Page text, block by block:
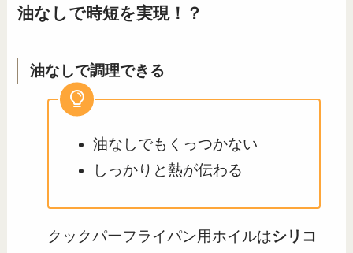
油なしで時短を実現！？
油なしで調理できる
油なしでもくっつかない
しっかりと熱が伝わる
クックパーフライパン用ホイルはシリコ